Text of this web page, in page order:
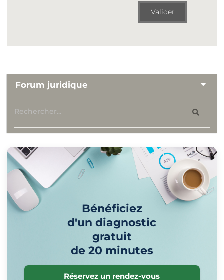
Valider
Forum juridique
Bénéficiez
d'un diagnostic
gratuit
de 20 minutes
Réservez un rendez-vous